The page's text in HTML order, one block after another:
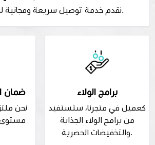
ضمان
نحن
مستوى
برامج الولاء
كعميل في متجرنا، ستستفيد
من برامج الولاء الجذابة